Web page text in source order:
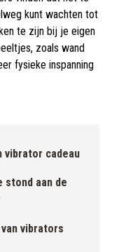
kunt wachten tot
te zijn bij je eigen
zoals wand
fysieke inspanning
vibrator cadeau
aan de
vibrators